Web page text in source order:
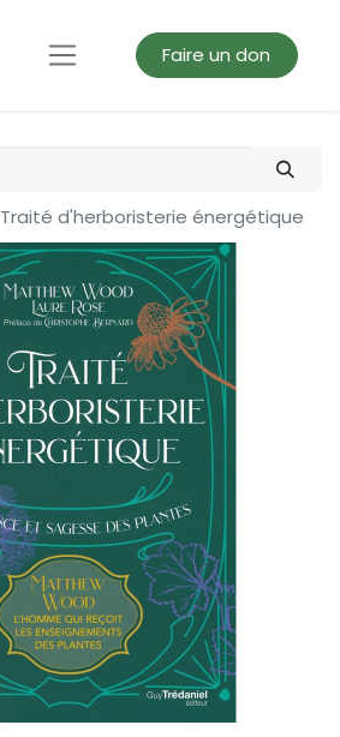
Faire un don
Traité d'herboristerie énergétique